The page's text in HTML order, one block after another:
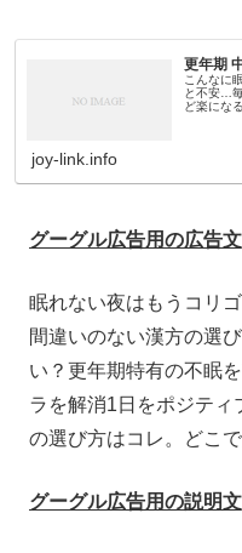
更年期
こんなに
と不安…
ど楽にな
joy-link.info
グーグル広告用の広告文
眠れない夜はもうコリゴ
間違いのない漢方の選
い？ 更年期特有の不眠
ラを解消1日をポジティ
の選び方はコレ。
どこ
グーグル広告用の説明文